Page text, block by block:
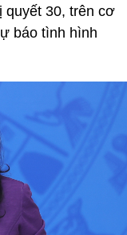
quyết 30, trên cơ
báo tình hình